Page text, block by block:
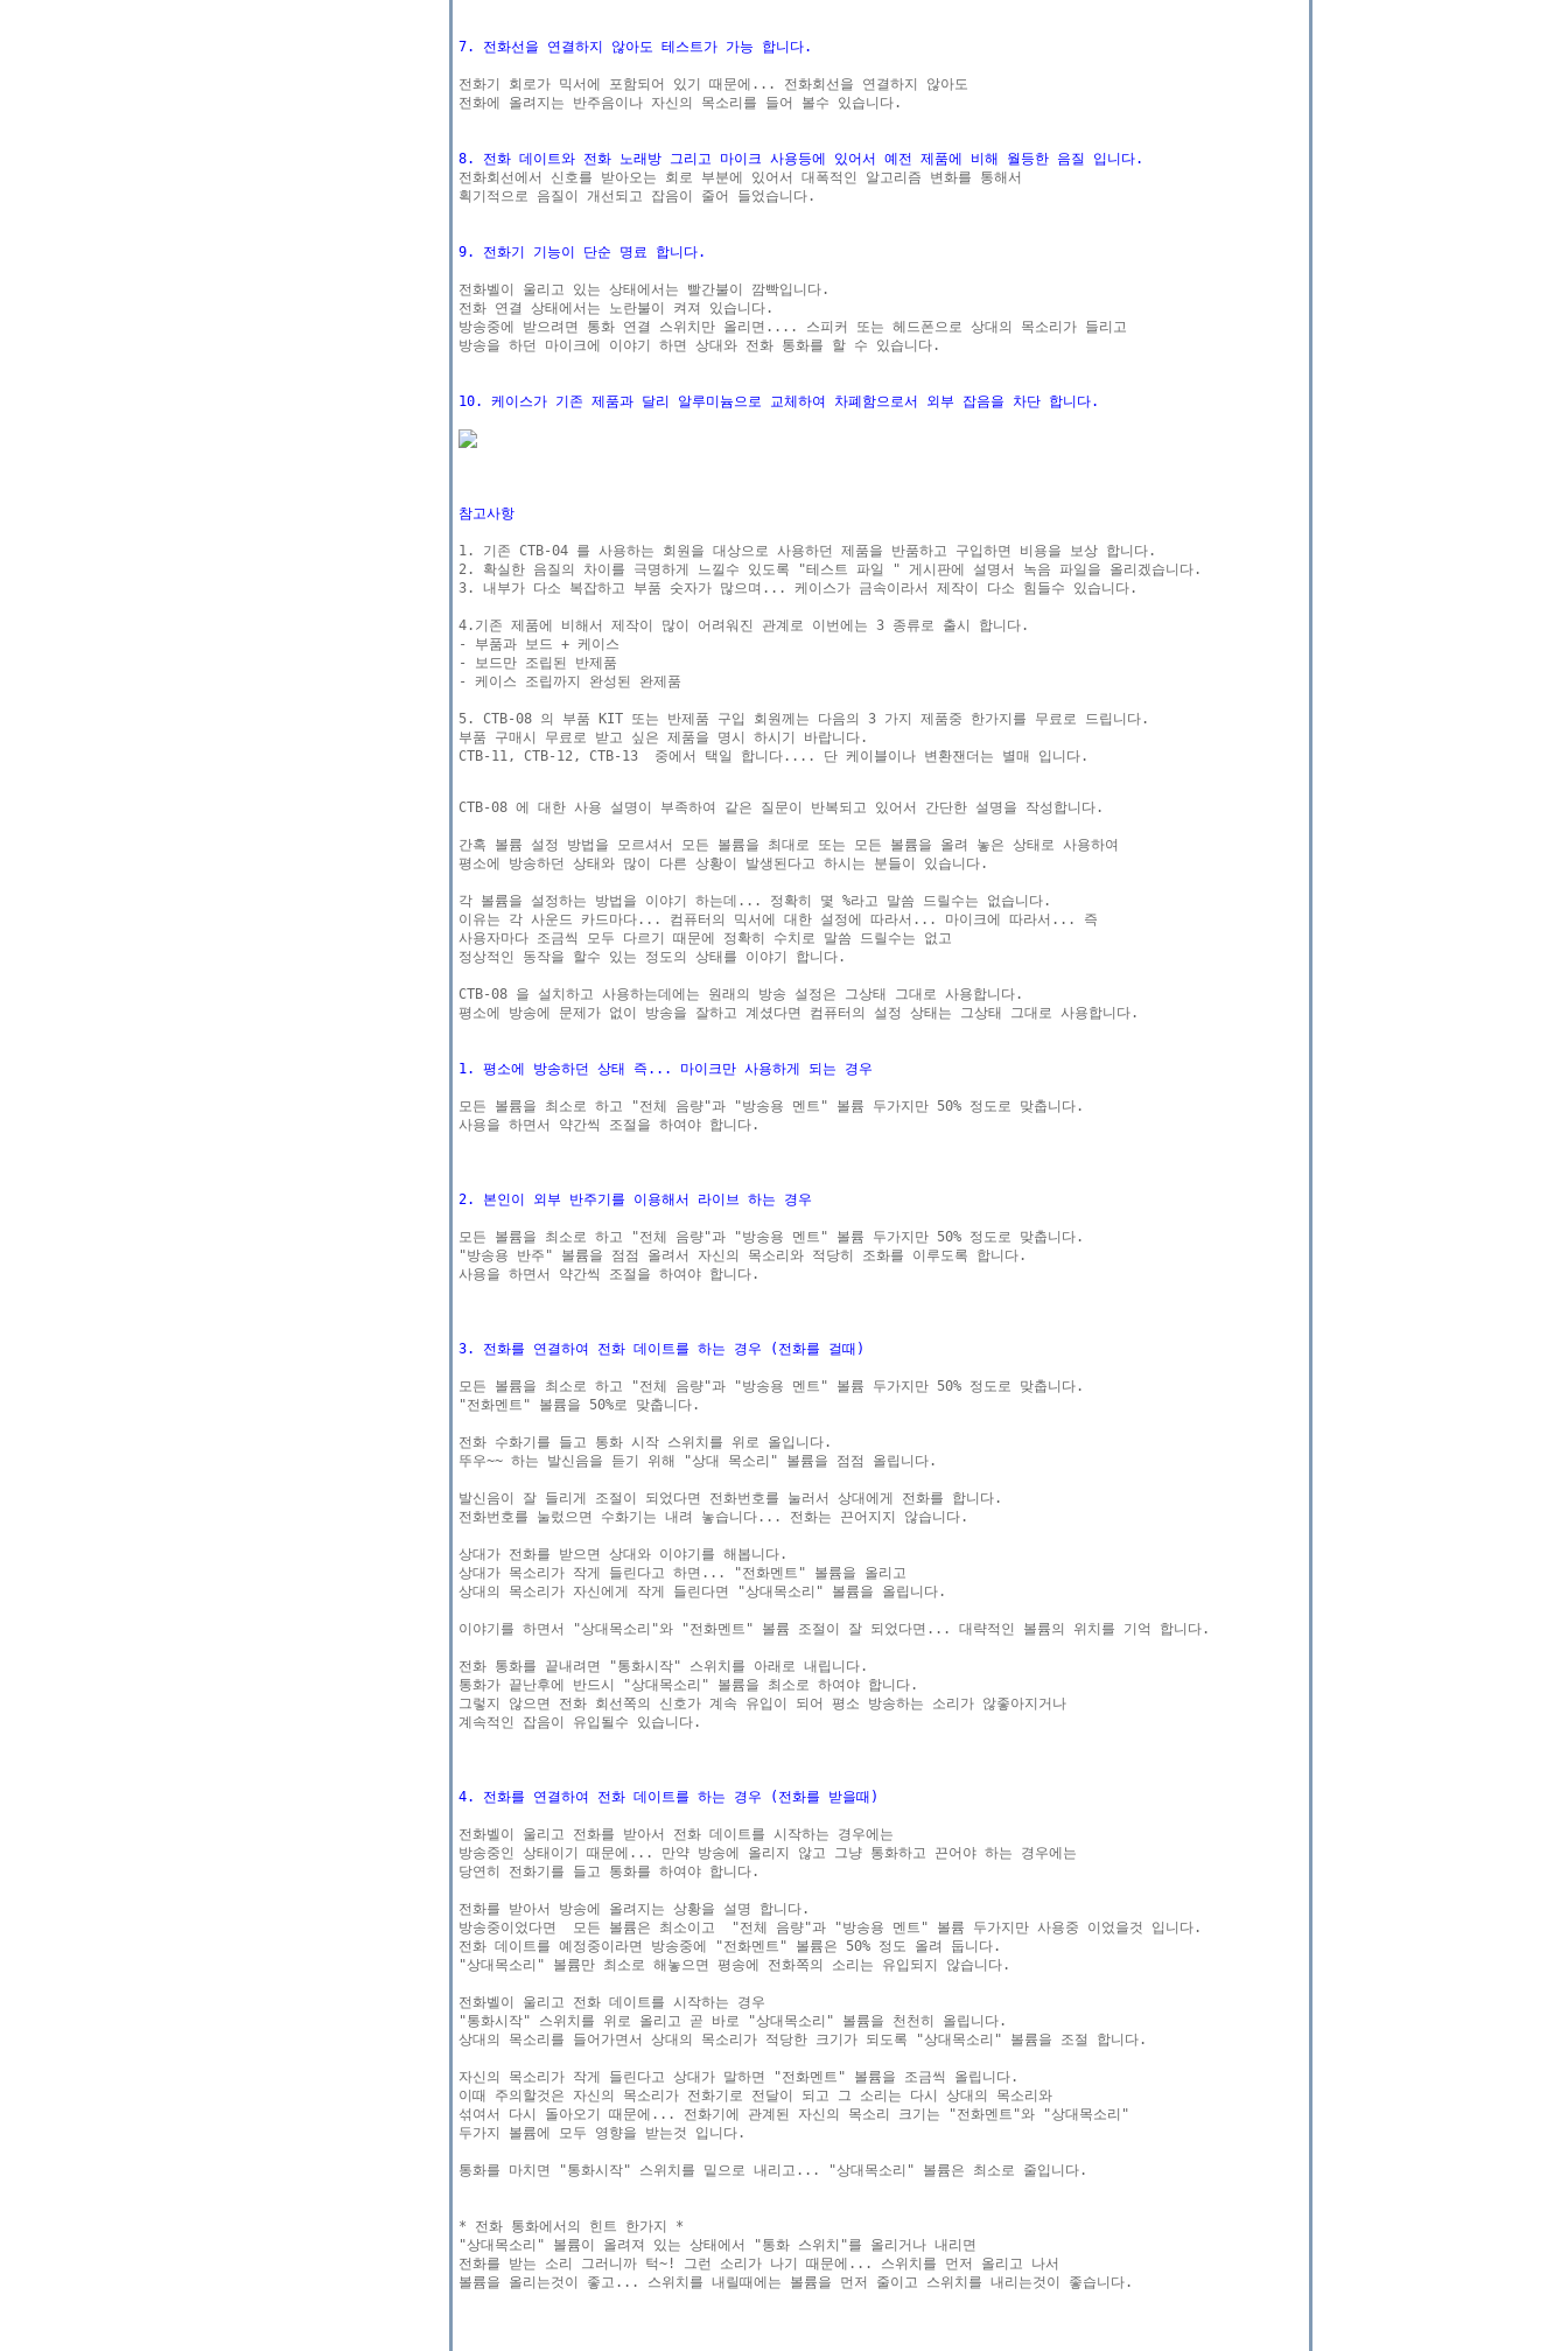
7. 전화선을 연결하지 않아도 테스트가 가능 합니다.
전화기 회로가 믹서에 포함되어 있기 때문에... 전화회선을 연결하지 않아도
전화에 올려지는 반주음이나 자신의 목소리를 들어 볼수 있습니다.
8. 전화 데이트와 전화 노래방 그리고 마이크 사용등에 있어서 예전 제품에 비해 월등한 음질 입니다.
전화회선에서 신호를 받아오는 회로 부분에 있어서 대폭적인 알고리즘 변화를 통해서
획기적으로 음질이 개선되고 잡음이 줄어 들었습니다.
9. 전화기 기능이 단순 명료 합니다.
전화벨이 울리고 있는 상태에서는 빨간불이 깜빡입니다.
전화 연결 상태에서는 노란불이 켜져 있습니다.
방송중에 받으려면 통화 연결 스위치만 올리면.... 스피커 또는 헤드폰으로 상대의 목소리가 들리고
방송을 하던 마이크에 이야기 하면 상대와 전화 통화를 할 수 있습니다.
10. 케이스가 기존 제품과 달리 알루미늄으로 교체하여 차폐함으로서 외부 잡음을 차단 합니다.
참고사항
1. 기존 CTB-04 를 사용하는 회원을 대상으로 사용하던 제품을 반품하고 구입하면 비용을 보상 합니다.
2. 확실한 음질의 차이를 극명하게 느낄수 있도록 "테스트 파일 " 게시판에 설명서 녹음 파일을 올리겠습니다.
3. 내부가 다소 복잡하고 부품 숫자가 많으며... 케이스가 금속이라서 제작이 다소 힘들수 있습니다.
4.기존 제품에 비해서 제작이 많이 어려워진 관계로 이번에는 3 종류로 출시 합니다.
- 부품과 보드 + 케이스
- 보드만 조립된 반제품
- 케이스 조립까지 완성된 완제품
5. CTB-08 의 부품 KIT 또는 반제품 구입 회원께는 다음의 3 가지 제품중 한가지를 무료로 드립니다.
부품 구매시 무료로 받고 싶은 제품을 명시 하시기 바랍니다.
CTB-08 에 대한 사용 설명이 부족하여 같은 질문이 반복되고 있어서 간단한 설명을 작성합니다.
간혹 볼륨 설정 방법을 모르셔서 모든 볼륨을 최대로 또는 모든 볼륨을 올려 놓은 상태로 사용하여
평소에 방송하던 상태와 많이 다른 상황이 발생된다고 하시는 분들이 있습니다.
각 볼륨을 설정하는 방법을 이야기 하는데... 정확히 몇 %라고 말씀 드릴수는 없습니다.
이유는 각 사운드 카드마다... 컴퓨터의 믹서에 대한 설정에 따라서... 마이크에 따라서... 즉
사용자마다 조금씩 모두 다르기 때문에 정확히 수치로 말씀 드릴수는 없고
정상적인 동작을 할수 있는 정도의 상태를 이야기 합니다.
CTB-08 을 설치하고 사용하는데에는 원래의 방송 설정은 그상태 그대로 사용합니다.
평소에 방송에 문제가 없이 방송을 잘하고 계셨다면 컴퓨터의 설정 상태는 그상태 그대로 사용합니다.
1. 평소에 방송하던 상태 즉... 마이크만 사용하게 되는 경우
모든 볼륨을 최소로 하고 "전체 음량"과 "방송용 멘트" 볼륨 두가지만 50% 정도로 맞춥니다.
사용을 하면서 약간씩 조절을 하여야 합니다.
2. 본인이 외부 반주기를 이용해서 라이브 하는 경우
모든 볼륨을 최소로 하고 "전체 음량"과 "방송용 멘트" 볼륨 두가지만 50% 정도로 맞춥니다.
"방송용 반주" 볼륨을 점점 올려서 자신의 목소리와 적당히 조화를 이루도록 합니다.
사용을 하면서 약간씩 조절을 하여야 합니다.
3. 전화를 연결하여 전화 데이트를 하는 경우 (전화를 걸때)
모든 볼륨을 최소로 하고 "전체 음량"과 "방송용 멘트" 볼륨 두가지만 50% 정도로 맞춥니다.
"전화멘트" 볼륨을 50%로 맞춥니다.
전화 수화기를 들고 통화 시작 스위치를 위로 올입니다.
뚜우~~ 하는 발신음을 듣기 위해 "상대 목소리" 볼륨을 점점 올립니다.
발신음이 잘 들리게 조절이 되었다면 전화번호를 눌러서 상대에게 전화를 합니다.
전화번호를 눌렀으면 수화기는 내려 놓습니다... 전화는 끈어지지 않습니다.
상대가 전화를 받으면 상대와 이야기를 해봅니다.
상대가 목소리가 작게 들린다고 하면... "전화멘트" 볼륨을 올리고
상대의 목소리가 자신에게 작게 들린다면 "상대목소리" 볼륨을 올립니다.
이야기를 하면서 "상대목소리"와 "전화멘트" 볼륨 조절이 잘 되었다면... 대략적인 볼륨의 위치를 기억 합니다.
전화 통화를 끝내려면 "통화시작" 스위치를 아래로 내립니다.
통화가 끝난후에 반드시 "상대목소리" 볼륨을 최소로 하여야 합니다.
그렇지 않으면 전화 회선쪽의 신호가 계속 유입이 되어 평소 방송하는 소리가 않좋아지거나
계속적인 잡음이 유입될수 있습니다.
4. 전화를 연결하여 전화 데이트를 하는 경우 (전화를 받을때)
전화벨이 울리고 전화를 받아서 전화 데이트를 시작하는 경우에는
방송중인 상태이기 때문에... 만약 방송에 올리지 않고 그냥 통화하고 끈어야 하는 경우에는
당연히 전화기를 들고 통화를 하여야 합니다.
전화를 받아서 방송에 올려지는 상황을 설명 합니다.
방송중이었다면  모든 볼륨은 최소이고  "전체 음량"과 "방송용 멘트" 볼륨 두가지만 사용중 이었을것 입니다.
전화 데이트를 예정중이라면 방송중에 "전화멘트" 볼륨은 50% 정도 올려 둡니다.
"상대목소리" 볼륨만 최소로 해놓으면 평송에 전화쪽의 소리는 유입되지 않습니다.
전화벨이 울리고 전화 데이트를 시작하는 경우
"통화시작" 스위치를 위로 올리고 곧 바로 "상대목소리" 볼륨을 천천히 올립니다.
상대의 목소리를 들어가면서 상대의 목소리가 적당한 크기가 되도록 "상대목소리" 볼륨을 조절 합니다.
자신의 목소리가 작게 들린다고 상대가 말하면 "전화멘트" 볼륨을 조금씩 올립니다.
이때 주의할것은 자신의 목소리가 전화기로 전달이 되고 그 소리는 다시 상대의 목소리와
섞여서 다시 돌아오기 때문에... 전화기에 관계된 자신의 목소리 크기는 "전화멘트"와 "상대목소리"
두가지 볼륨에 모두 영향을 받는것 입니다.
통화를 마치면 "통화시작" 스위치를 밑으로 내리고... "상대목소리" 볼륨은 최소로 줄입니다.
* 전화 통화에서의 힌트 한가지 *
"상대목소리" 볼륨이 올려져 있는 상태에서 "통화 스위치"를 올리거나 내리면
전화를 받는 소리 그러니까 턱~! 그런 소리가 나기 때문에... 스위치를 먼저 올리고 나서
볼륨을 올리는것이 좋고... 스위치를 내릴때에는 볼륨을 먼저 줄이고 스위치를 내리는것이 좋습니다.